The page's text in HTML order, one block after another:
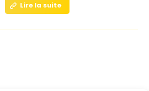
Lire la suite